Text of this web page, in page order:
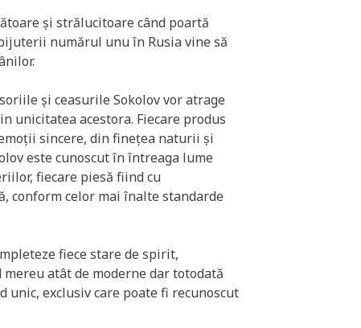
și strălucitoare când poartă
numărul unu în Rusia vine să
și ceasurile Sokolov vor atrage
unicitatea acestora. Fiecare produs
sincere, din finețea naturii și
este cunoscut în întreaga lume
fiecare piesă fiind cu
conform celor mai înalte standarde
fiece stare de spirit,
atât de moderne dar totodată
unic, exclusiv care poate fi recunoscut